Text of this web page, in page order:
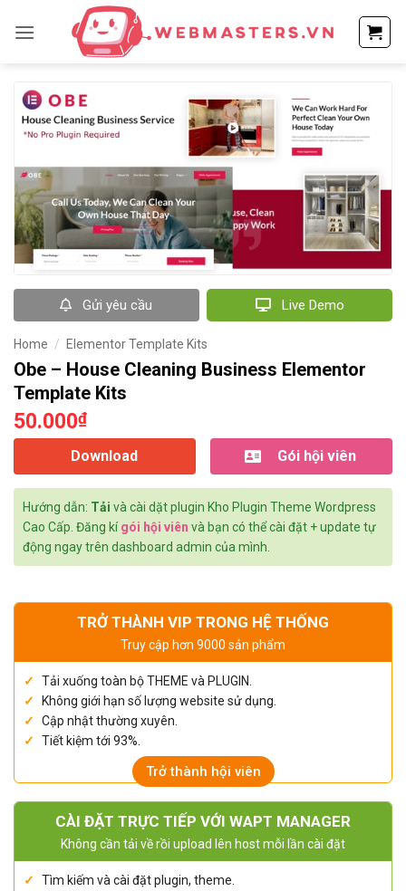
qua
Gửi yêu cầu Live Demo
Home / Elementor Template Kits
Obe – House Cleaning Business Elementor
Template Kits
50.000₫
Download Gói hội viên
Hướng dẫn: Tải và cài dặt plugin Kho Plugin Theme Wordpress
Cao Cấp. Đăng kígói hội viên và bạn có thể cài đặt + update tự
động ngay trên dashboard admin của mình.
TRỞ THÀNH VIP TRONG HỆ THỐNG
Truy cập hơn 9000 sản phẩm
Tải xuống toàn bộ THEME và PLUGIN.
Không giới hạn số lượng website sử dụng.
Cập nhật thường xuyên.
Tiết kiệm tới 93%.
Trở thành hội viên
CÀI ĐẶT TRỰC TIẾP VỚI WAPT MANAGER
Không cần tải về rồi upload lên host mỗi lần cài đặt
Tìm kiếm và cài đặt plugin, theme.